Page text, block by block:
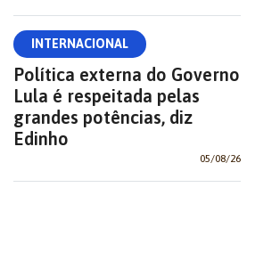
INTERNACIONAL
Política externa do Governo
Lula é respeitada pelas
grandes potências, diz
Edinho
05/08/26